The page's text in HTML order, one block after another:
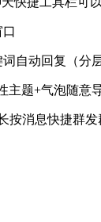
自动回复（分
主题+气泡随意
按消息快捷群发